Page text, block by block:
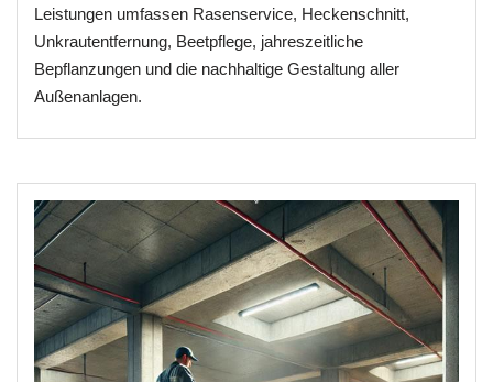
Leistungen umfassen Rasenservice, Heckenschnitt,
Unkrautentfernung, Beetpflege, jahreszeitliche
Bepflanzungen und die nachhaltige Gestaltung aller
Außenanlagen.